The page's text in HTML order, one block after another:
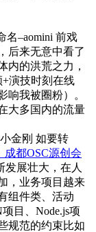
名–aomini 前戏
后来无意中看了
内的洪荒之力，
演技时刻在线
响我被圈粉）。
大多国内的流量
金刚 如要转
成都OSC源创会
发展壮大，在人
，业务项目越来
组件类、活动
目、Node.js项
规范的约束比如